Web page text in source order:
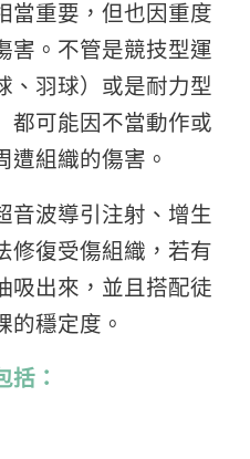
當重要，但也因重度
害。不管是競技型運
、羽球）或是耐力型
都可能因不當動作或
遭組織的傷害。
音波導引注射、增生
修復受傷組織，若有
吸出來，並且搭配徒
的穩定度。
括：